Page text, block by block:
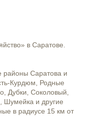
в Саратове.
районы Саратова и
Курдюм, Родные
Дубки, Соколовый,
Шумейка и другие
в радиусе 15 км от